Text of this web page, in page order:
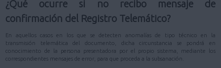
¿Qué ocurre si no recibo mensaje de
confirmación del Registro Telemático?
En aquellos casos en los que se detecten anomalías de tipo técnico en la
transmisión telemática del documento, dicha circunstancia se pondrá en
conocimiento de la persona presentadora por el propio sistema, mediante los
correspondientes mensajes de error, para que proceda a la subsanación.